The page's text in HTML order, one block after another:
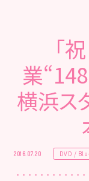
「
業
横浜ス
2016.07.20 DVD /